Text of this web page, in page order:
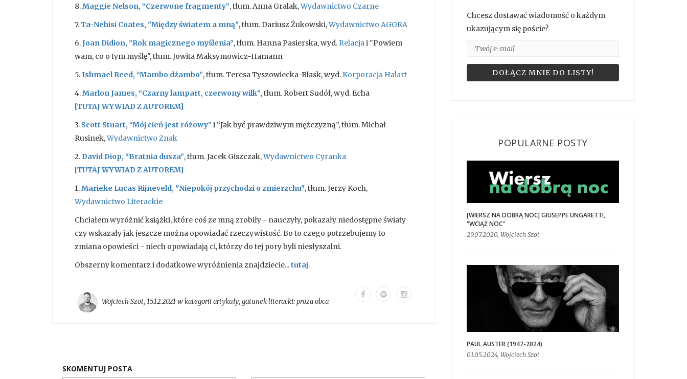
8.Maggie Nelson, “Czerwone fragmenty”, tłum. Anna Gralak,Wydawnictwo Czarne
7.Ta-Nehisi Coates, "Między światem a mną", tłum. Dariusz Żukowski,Wydawnictwo AGORA
6.Joan Didion, "Rok magicznego myślenia", tłum. Hanna Pasierska, wyd. Relacjai "Powiem
wam, co o tym myślę", tłum. Jowita Maksymowicz-Hamann
5.Ishmael Reed, “Mambo dżambo”, tłum. Teresa Tyszowiecka-Blask, wyd.Korporacja Ha!art
4.Marlon James, “Czarny lampart, czerwony wilk”, tłum. Robert Sudół, wyd. Echa
[TUTAJ WYWIAD Z AUTOREM]
3. Scott Stuart, “Mój cień jest różowy” i “Jak być prawdziwym mężczyzną”, tłum. Michał
Rusinek,Wydawnictwo Znak
2. David Diop, “Bratnia dusza”, tłum. Jacek Giszczak,Wydawnictwo Cyranka
[TUTAJ WYWIAD Z AUTOREM]
1.Marieke Lucas Rijneveld, "Niepokój przychodzi o zmierzchu", tłum. Jerzy Koch,
Wydawnictwo Literackie
Chciałem wyróżnić książki, które coś ze mną zrobiły - nauczyły, pokazały niedostępne światy
czy wskazały jak jeszcze można opowiadać rzeczywistość. Bo to czego potrzebujemy to
zmiana opowieści - niech opowiadają ci, którzy do tej pory byli niesłyszalni.
Obszerny komentarz i dodatkowe wyróżnienia znajdziecie...tutaj.
Wojciech Szot, 15.12.2021 w kategoriiartykuły, gatunek literacki:proza obca
SKOMENTUJ POSTA
Chcesz dostawać wiadomość o każdym
ukazującym się poście?
POPULARNE POSTY
[WIERSZ NA DOBRĄ NOC] GIUSEPPE UNGARETTI,
"WCIĄŻ NOC"
29.07.2020, Wojciech Szot
PAUL AUSTER (1947-2024)
01.05.2024, Wojciech Szot